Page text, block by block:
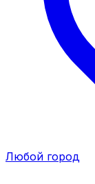
Любой город